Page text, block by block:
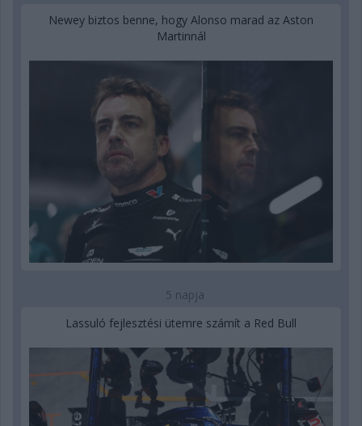
Newey biztos benne, hogy Alonso marad az Aston
Martinnál
5 napja
Lassuló fejlesztési ütemre számít a Red Bull